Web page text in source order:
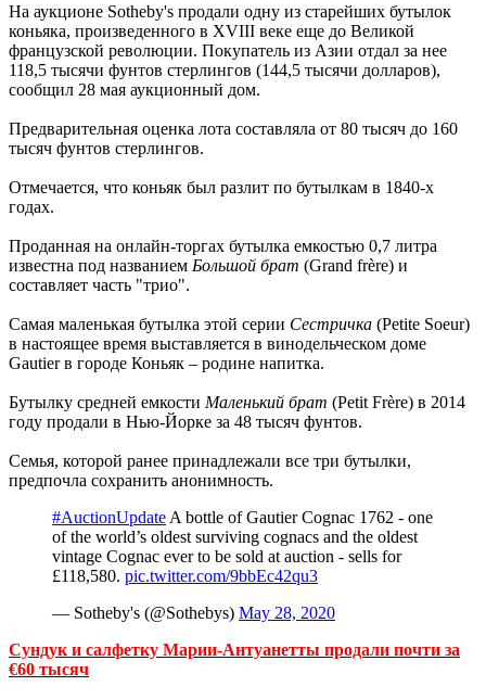
На аукционе Sotheby's продали одну из старейших бутылок
коньяка, произведенного в XVIII веке еще до Великой
французской революции. Покупатель из Азии отдал за нее
118,5 тысячи фунтов стерлингов (144,5 тысячи долларов),
сообщил 28 мая аукционный дом.
Предварительная оценка лота составляла от 80 тысяч до 160
тысяч фунтов стерлингов.
Отмечается, что коньяк был разлит по бутылкам в 1840-х
годах.
Проданная на онлайн-торгах бутылка емкостью 0,7 литра
известна под названием Большой брат (Grand frère) и
составляет часть "трио".
Самая маленькая бутылка этой серии Сестричка (Petite Soeur)
в настоящее время выставляется в винодельческом доме
Gautier в городе Коньяк – родине напитка.
Бутылку средней емкости Маленький брат (Petit Frère) в 2014
году продали в Нью-Йорке за 48 тысяч фунтов.
Семья, которой ранее принадлежали все три бутылки,
предпочла сохранить анонимность.
#AuctionUpdate A bottle of Gautier Cognac 1762 - one
of the world’s oldest surviving cognacs and the oldest
vintage Cognac ever to be sold at auction - sells for
£118,580. pic.twitter.com/9bbEc42qu3
— Sotheby's (@Sothebys) May 28, 2020
Сундук и салфетку Марии-Антуанетты продали почти за
€60 тысяч